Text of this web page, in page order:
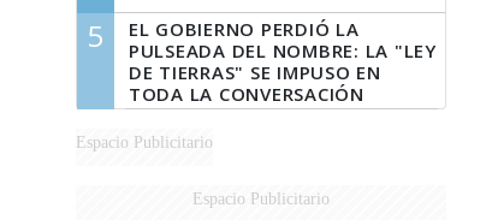
5
EL GOBIERNO PERDIÓ LA
PULSEADA DEL NOMBRE: LA "LEY
DE TIERRAS" SE IMPUSO EN
TODA LA CONVERSACIÓN
DIGITAL
Espacio Publicitario
Espacio Publicitario